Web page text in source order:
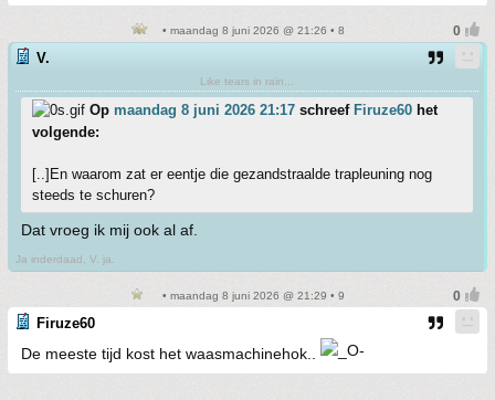
• maandag 8 juni 2026 @ 21:26 • 8
V.
Like tears in rain...
Op maandag 8 juni 2026 21:17 schreef Firuze60 het
volgende:
[..]En waarom zat er eentje die gezandstraalde trapleuning nog
steeds te schuren?
Dat vroeg ik mij ook al af.
Ja inderdaad, V. ja.
• maandag 8 juni 2026 @ 21:29 • 9
Firuze60
De meeste tijd kost het waasmachinehok..